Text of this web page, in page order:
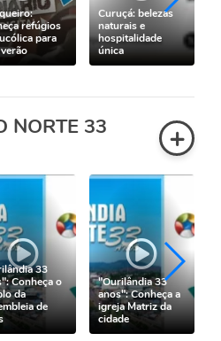
refúgios
para
Curuçá: belezas
naturais e
hospitalidade
única
NORTE 33
+
33
Conheça o
da
de
"Ourilândia 33
anos": Conheça a
igreja Matriz da
cidade